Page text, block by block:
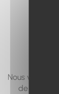
Nous vous
de page,